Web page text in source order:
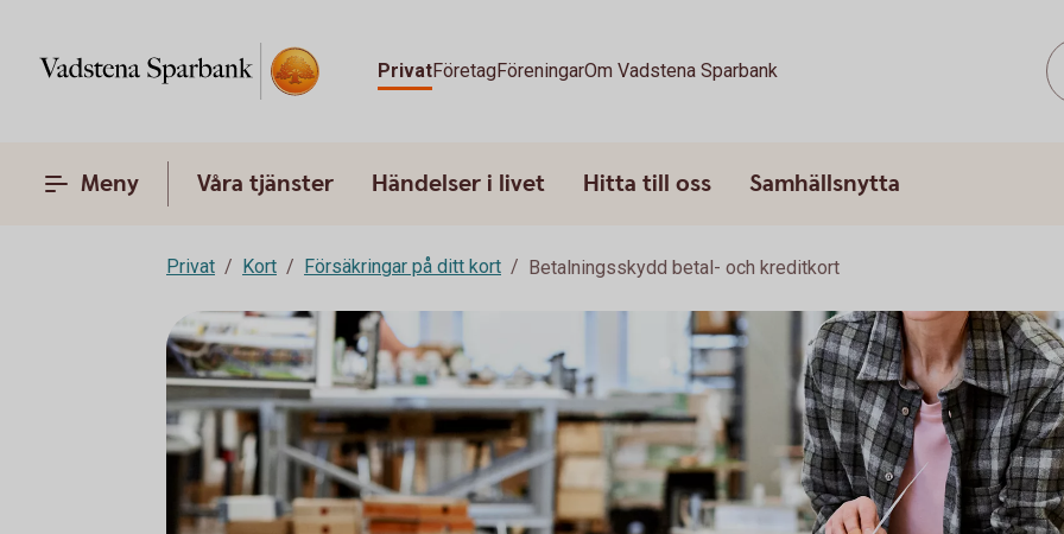
PrivatFöretagFöreningarOm Vadstena Sparbank
Meny Våra tjänster Händelser i livet Hitta till oss Samhällsnytta
Privat Kort Försäkringar på ditt kort Betalningsskydd betal- och kreditkort